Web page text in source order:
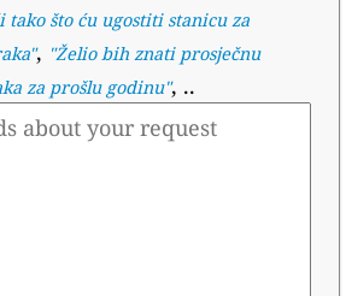
što ću ugostiti stanicu za
", "Želio bih znati prosječnu
za prošlu godinu", ..